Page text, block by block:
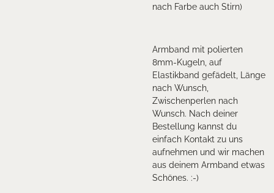
nach Farbe auch Stirn)
Armband mit polierten
8mm-Kugeln, auf
Elastikband gefädelt, Länge
nach Wunsch,
Zwischenperlen nach
Wunsch. Nach deiner
Bestellung kannst du
einfach Kontakt zu uns
aufnehmen und wir machen
aus deinem Armband etwas
Schönes. :-)